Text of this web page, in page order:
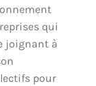
qui
joignant à
pour